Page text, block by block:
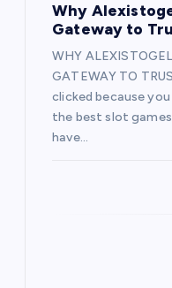
Why
Gateway to
WHY
GATEWAY TO
clicked because
the best slot
have…